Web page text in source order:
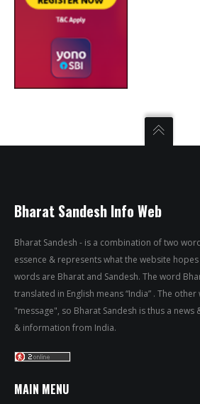
Bharat Sandesh Info Web
Bharat Sandesh - is a combination of two
essence & represents what the website
words are Bharat and Sandesh. The word
translated in English means “India” . The
"message", so Bharat Sandesh is thus a
& information from India.
MAIN MENU